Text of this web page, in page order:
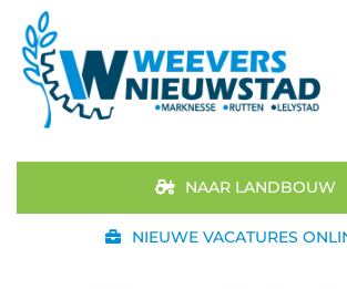
naar
inhoud
Aanbod
NAAR LANDBOUW
NIEUWE VACATURES